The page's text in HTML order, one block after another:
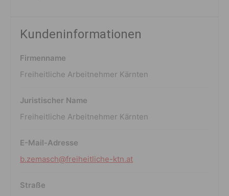
Kundeninformationen
Firmenname
Freiheitliche Arbeitnehmer Kärnten
Juristischer Name
Freiheitliche Arbeitnehmer Kärnten
E-Mail-Adresse
b.zemasch@freiheitliche-ktn.at
Straße